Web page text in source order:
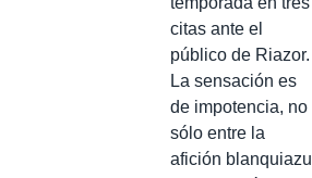
citas ante el
público de Riazor.
La sensación es
de impotencia, no
sólo entre la
afición blanquiazul